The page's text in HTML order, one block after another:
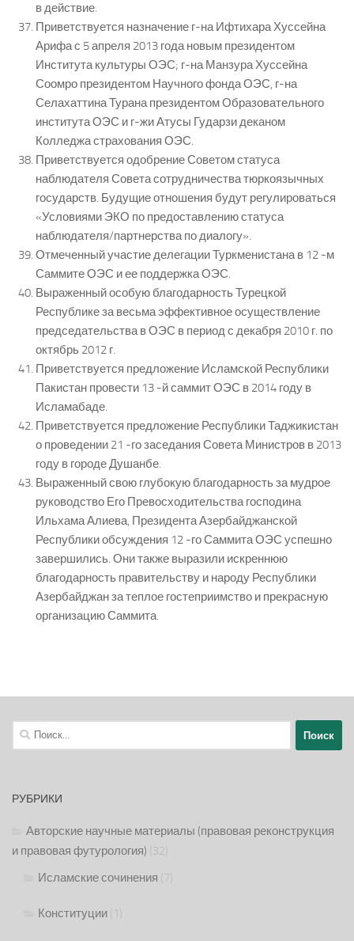
в действие.
Приветствуется назначение г-на Ифтихара Хуссейна
Арифа с 5 апреля 2013 года новым президентом
Института культуры ОЭС; г-на Манзура Хуссейна
Соомро президентом Научного фонда ОЭС, г-на
Селахаттина Турана президентом Образовательного
института ОЭС и г-жи Атусы Гударзи деканом
Колледжа страхования ОЭС.
Приветствуется одобрение Советом статуса
наблюдателя Совета сотрудничества тюркоязычных
государств. Будущие отношения будут регулироваться
«Условиями ЭКО по предоставлению статуса
наблюдателя/партнерства по диалогу».
Отмеченный участие делегации Туркменистана в 12 -м
Саммите ОЭС и ее поддержка ОЭС.
Выраженный особую благодарность Турецкой
Республике за весьма эффективное осуществление
председательства в ОЭС в период с декабря 2010 г. по
октябрь 2012 г.
Приветствуется предложение Исламской Республики
Пакистан провести 13 -й саммит ОЭС в 2014 году в
Исламабаде.
Приветствуется предложение Республики Таджикистан
о проведении 21 -го заседания Совета Министров в 2013
году в городе Душанбе.
Выраженный свою глубокую благодарность за мудрое
руководство Его Превосходительства господина
Ильхама Алиева, Президента Азербайджанской
Республики обсуждения 12 -го Саммита ОЭС успешно
завершились. Они также выразили искреннюю
благодарность правительству и народу Республики
Азербайджан за теплое гостеприимство и прекрасную
организацию Саммита.
Найти:
РУБРИКИ
Авторские научные материалы (правовая реконструкция
и правовая футурология) (32)
Исламские сочинения (7)
Конституции (1)